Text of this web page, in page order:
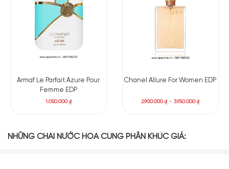
Armaf Le Parfait Azure Pour
Femme EDP
1.050.000₫
Chanel Allure For Women EDP
2.900.000₫ –3.950.000₫
NHỮNG CHAI NƯỚC HOA CÙNG PHÂN KHÚC GIÁ: